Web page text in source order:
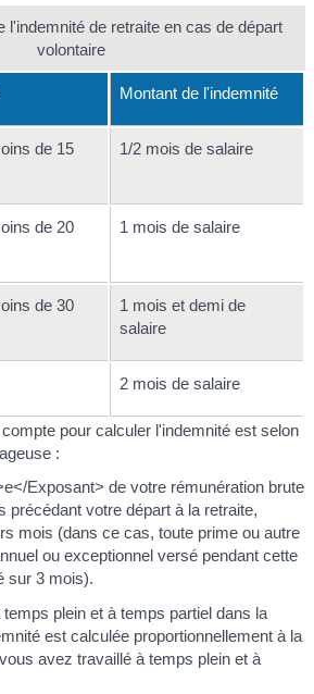
l'indemnité de retraite en cas de départ
volontaire
Montant de l'indemnité
de 15
1/2 mois de salaire
de 20
1 mois de salaire
de 30
1 mois et demi de
salaire
2 mois de salaire
pour calculer l'indemnité est selon
:
Exposant> de votre rémunération brute
précédant votre départ à la retraite,
mois (dans ce cas, toute prime ou autre
ou exceptionnel versé pendant cette
sur 3 mois).
plein et à temps partiel dans la
est calculée proportionnellement à la
avez travaillé à temps plein et à